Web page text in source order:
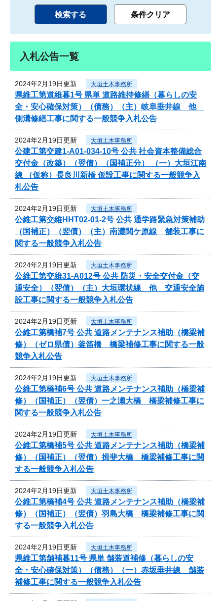
入札公告一覧
2024年2月19日更新 大垣土木事務所
県維工第道維暮1号 県単 道路維持修繕（暮らしの安
全・安心確保対策）（債務）（主）岐阜垂井線 他
側溝修繕工事に関する一般競争入札公告
2024年2月19日更新 大垣土木事務所
公建工第交建1-A01-034-10号 公共 社会資本整備総合
交付金（改築）（翌債）（国補正分） （一）大垣江南
線 （仮称）長良川新橋 仮設工事に関する一般競争入
札公告
2024年2月19日更新 大垣土木事務所
公維工第交維HHT02-01-2号 公共 通学路緊急対策補助
（国補正）（翌債）（主）南濃関ケ原線 舗装工事に
関する一般競争入札公告
2024年2月19日更新 大垣土木事務所
公維工第交維31-A012号 公共 防災・安全交付金（交
通安全）（翌債）（主）大垣環状線 他 交通安全施
設工事に関する一般競争入札公告
2024年2月19日更新 大垣土木事務所
公維工第橋補7号 公共 道路メンテナンス補助（橋梁補
修）（ゼロ県債）釜笛橋 橋梁補修工事に関する一般
競争入札公告
2024年2月19日更新 大垣土木事務所
公維工第橋補6号 公共 道路メンテナンス補助（橋梁補
修）（国補正）（翌債）一之瀬大橋 橋梁補修工事に
関する一般競争入札公告
2024年2月19日更新 大垣土木事務所
公維工第橋補5号 公共 道路メンテナンス補助（橋梁補
修）（国補正）（翌債）揖斐大橋 橋梁補修工事に関
する一般競争入札公告
2024年2月19日更新 大垣土木事務所
公維工第橋補4号 公共 道路メンテナンス補助（橋梁補
修）（国補正）（翌債）羽島大橋 橋梁補修工事に関
する一般競争入札公告
2024年2月19日更新 大垣土木事務所
県維工第舗補暮11号 県単 舗装道補修（暮らしの安
全・安心確保対策）（債務）（一）赤坂垂井線 舗装
補修工事に関する一般競争入札公告